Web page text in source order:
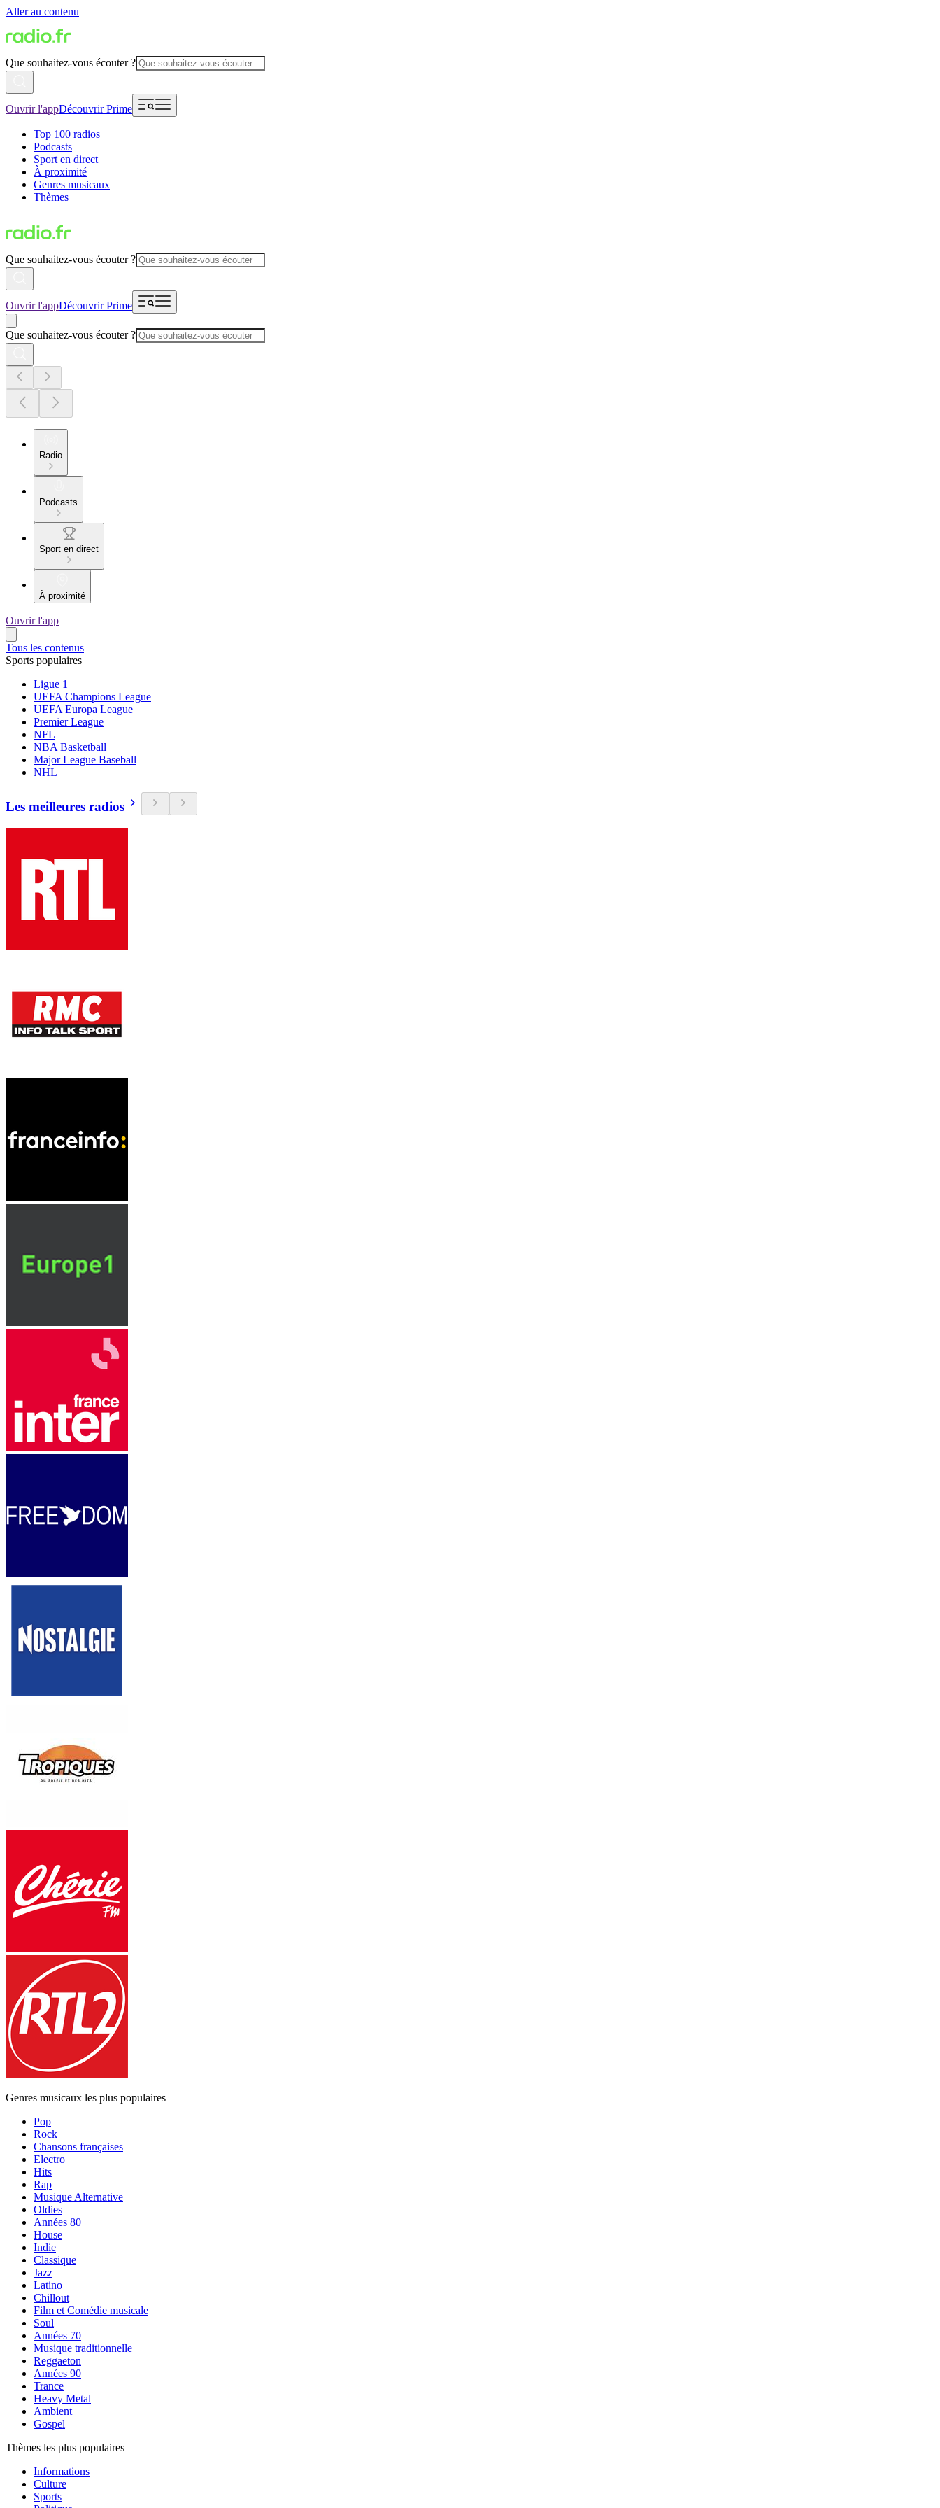
Aller au contenu
Que souhaitez-vous écouter ?
Ouvrir l'appDécouvrir Prime
Top 100 radios
Podcasts
Sport en direct
À proximité
Genres musicaux
Thèmes
Que souhaitez-vous écouter ?
Ouvrir l'appDécouvrir Prime
Que souhaitez-vous écouter ?
Radio
Podcasts
Sport en direct
À proximité
Ouvrir l'app
Tous les contenus
Sports populaires
Ligue 1
UEFA Champions League
UEFA Europa League
Premier League
NFL
NBA Basketball
Major League Baseball
NHL
Les meilleures radios
Genres musicaux les plus populaires
Pop
Rock
Chansons françaises
Electro
Hits
Rap
Musique Alternative
Oldies
Années 80
House
Indie
Classique
Jazz
Latino
Chillout
Film et Comédie musicale
Soul
Années 70
Musique traditionnelle
Reggaeton
Années 90
Trance
Heavy Metal
Ambient
Gospel
Thèmes les plus populaires
Informations
Culture
Sports